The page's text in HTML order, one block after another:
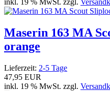
Maserin 163 MA
orange
Lieferzeit: 2-5 Tage
47,95 EUR
inkl. 19 % MwSt. zzgl.